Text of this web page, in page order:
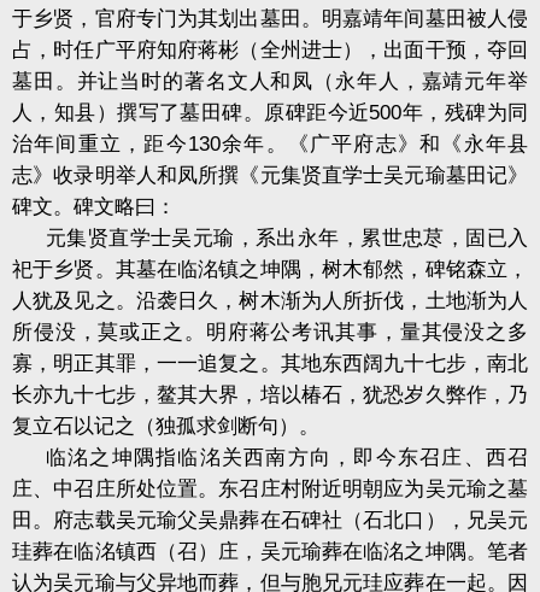
于乡贤，官府专门为其划出墓田。明嘉靖年间墓田被人侵
占，时任广平府知府蒋彬（全州进士），出面干预，夺回
墓田。并让当时的著名文人和凤（永年人，嘉靖元年举
人，知县）撰写了墓田碑。原碑距今近500年，残碑为同
治年间重立，距今130余年。《广平府志》和《永年县
志》收录明举人和凤所撰《元集贤直学士吴元瑜墓田记》
碑文。碑文略曰：
元集贤直学士吴元瑜，系出永年，累世忠荩，固已入
祀于乡贤。其墓在临洺镇之坤隅，树木郁然，碑铭森立，
人犹及见之。沿袭日久，树木渐为人所折伐，土地渐为人
所侵没，莫或正之。明府蒋公考讯其事，量其侵没之多
寡，明正其罪，一一追复之。其地东西阔九十七步，南北
长亦九十七步，鳌其大界，培以椿石，犹恐岁久弊作，乃
复立石以记之（独孤求剑断句）。
临洺之坤隅指临洺关西南方向，即今东召庄、西召
庄、中召庄所处位置。东召庄村附近明朝应为吴元瑜之墓
田。府志载吴元瑜父吴鼎葬在石碑社（石北口），兄吴元
珪葬在临洺镇西（召）庄，吴元瑜葬在临洺之坤隅。笔者
认为吴元瑜与父异地而葬，但与胞兄元珪应葬在一起。因